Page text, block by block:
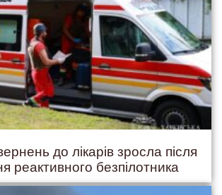
до лікарів зросла після
реактивного безпілотника